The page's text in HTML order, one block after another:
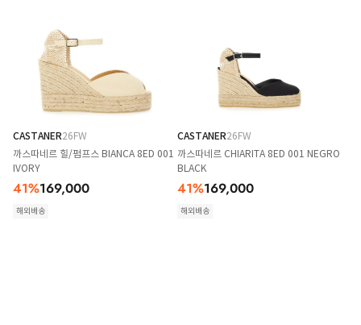
CASTANER26FW
까스따네르 힐/펌프스 BIANCA 8ED 001
IVORY
41%169,000
해외배송
CASTANER26FW
까스따네르 CHIARITA 8ED 001 NEGRO
BLACK
41%169,000
해외배송